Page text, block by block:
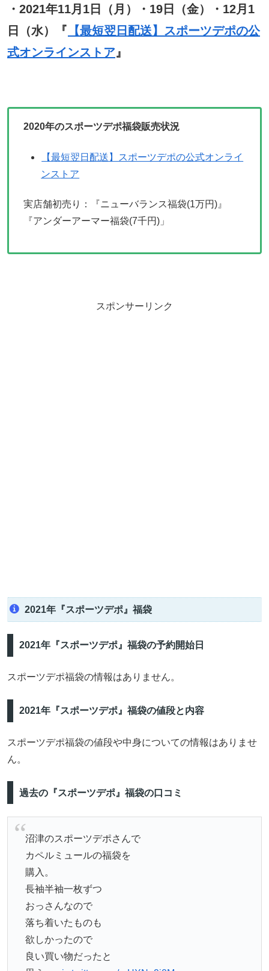
・2021年11月1日（月）・19日（金）・12月1
日（水）『 【最短翌日配送】スポーツデポの公
式オンラインストア』
2020年のスポーツデポ福袋販売状況
【最短翌日配送】スポーツデポの公式オンライ
ンストア
実店舗初売り：『ニューバランス福袋(1万円)』
『アンダーアーマー福袋(7千円)」
スポンサーリンク
2021年『スポーツデポ』福袋
2021年『スポーツデポ』福袋の予約開始日
スポーツデポ福袋の情報はありません。
2021年『スポーツデポ』福袋の値段と内容
スポーツデポ福袋の値段や中身についての情報はありませ
ん。
過去の『スポーツデポ』福袋の口コミ
沼津のスポーツデポさんで
カペルミュールの福袋を
購入。
長袖半袖一枚ずつ
おっさんなので
落ち着いたものも
欲しかったので
良い買い物だったと